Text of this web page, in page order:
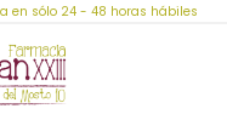
en sólo 24 - 48 horas hábiles